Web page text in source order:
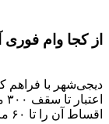
از کجا وام فوری
دیجی‌شهر با فراهم
اقساط آن را تا ۶۰ ماه پرداخت کنید.